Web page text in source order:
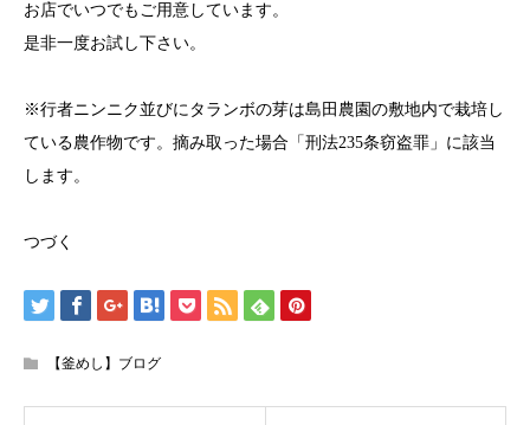
お店でいつでもご用意しています。
是非一度お試し下さい。
※行者ニンニク並びにタランボの芽は島田農園の敷地内で栽培し
ている農作物です。摘み取った場合「刑法235条窃盗罪」に該当
します。
つづく
【釜めし】ブログ